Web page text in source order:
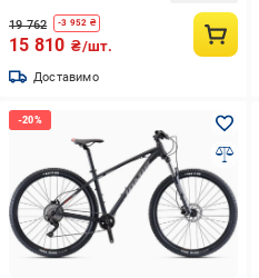
19 762 -3 952 ₴
15 810 ₴/шт.
Доставимо